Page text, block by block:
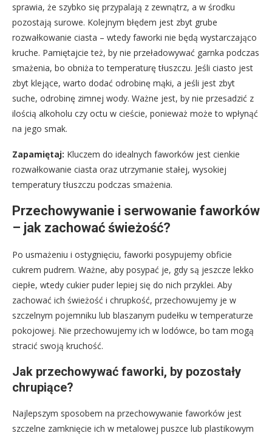
sprawia, że szybko się przypalają z zewnątrz, a w środku
pozostają surowe. Kolejnym błędem jest zbyt grube
rozwałkowanie ciasta – wtedy faworki nie będą wystarczająco
kruche. Pamiętajcie też, by nie przeładowywać garnka podczas
smażenia, bo obniża to temperaturę tłuszczu. Jeśli ciasto jest
zbyt klejące, warto dodać odrobinę mąki, a jeśli jest zbyt
suche, odrobinę zimnej wody. Ważne jest, by nie przesadzić z
ilością alkoholu czy octu w cieście, ponieważ może to wpłynąć
na jego smak.
Zapamiętaj: Kluczem do idealnych faworków jest cienkie
rozwałkowanie ciasta oraz utrzymanie stałej, wysokiej
temperatury tłuszczu podczas smażenia.
Przechowywanie i serwowanie faworków
– jak zachować świeżość?
Po usmażeniu i ostygnięciu, faworki posypujemy obficie
cukrem pudrem. Ważne, aby posypać je, gdy są jeszcze lekko
ciepłe, wtedy cukier puder lepiej się do nich przyklei. Aby
zachować ich świeżość i chrupkość, przechowujemy je w
szczelnym pojemniku lub blaszanym pudełku w temperaturze
pokojowej. Nie przechowujemy ich w lodówce, bo tam mogą
stracić swoją kruchość.
Jak przechowywać faworki, by pozostały
chrupiące?
Najlepszym sposobem na przechowywanie faworków jest
szczelne zamknięcie ich w metalowej puszce lub plastikowym